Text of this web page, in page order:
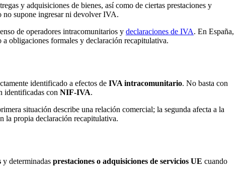
y adquisiciones de bienes, así como de ciertas prestaciones y
no supone ingresar ni devolver IVA.
de operadores intracomunitarios y declaraciones de IVA. En España,
a obligaciones formales y declaración recapitulativa.
identificado a efectos de IVA intracomunitario. No basta con
identificadas con NIF-IVA.
situación describe una relación comercial; la segunda afecta a la
la propia declaración recapitulativa.
y determinadas prestaciones o adquisiciones de servicios UE cuando